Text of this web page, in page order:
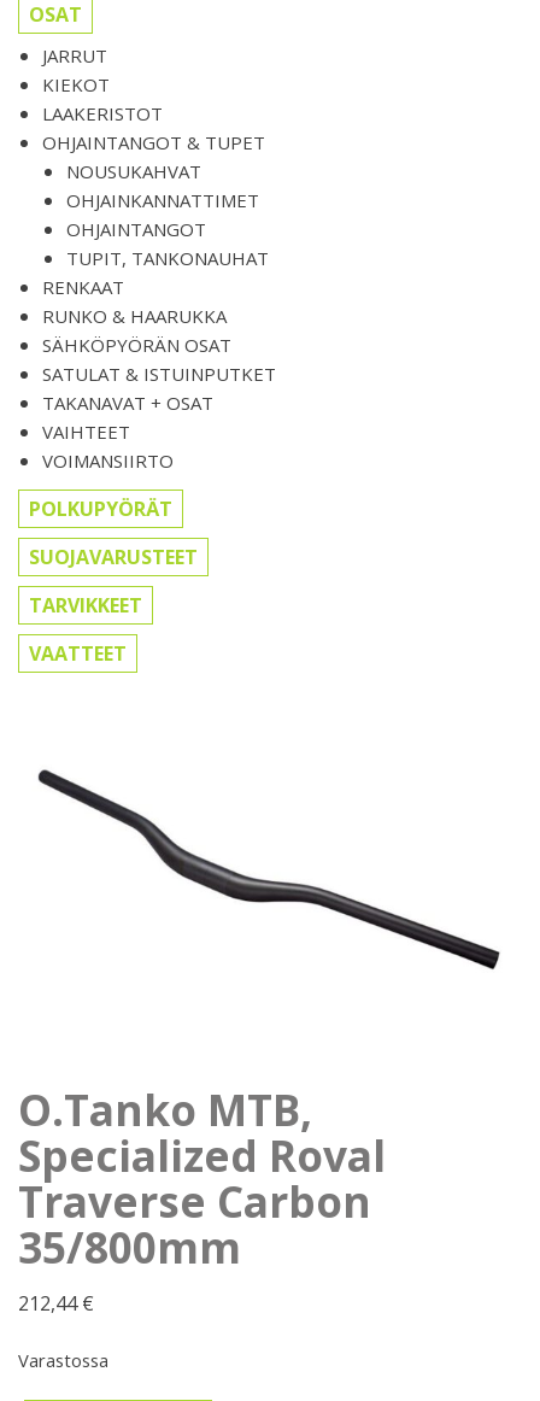
OSAT
JARRUT
KIEKOT
LAAKERISTOT
OHJAINTANGOT & TUPET
NOUSUKAHVAT
OHJAINKANNATTIMET
OHJAINTANGOT
TUPIT, TANKONAUHAT
RENKAAT
RUNKO & HAARUKKA
SÄHKÖPYÖRÄN OSAT
SATULAT & ISTUINPUTKET
TAKANAVAT + OSAT
VAIHTEET
VOIMANSIIRTO
POLKUPYÖRÄT
SUOJAVARUSTEET
TARVIKKEET
VAATTEET
O.Tanko MTB,
Specialized Roval
Traverse Carbon
35/800mm
212,44€
Varastossa